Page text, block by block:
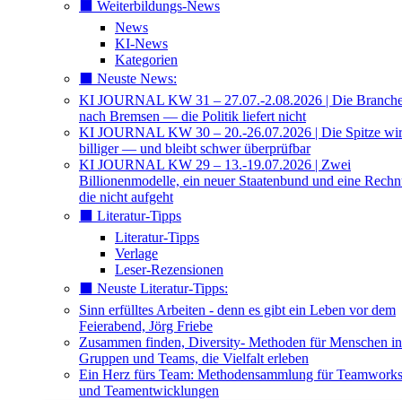
⬛️ Weiterbildungs-News
News
KI-News
Kategorien
⬛️ Neuste News:
KI JOURNAL KW 31 – 27.07.-2.08.2026 | Die
nach Bremsen — die Politik liefert nicht
KI JOURNAL KW 30 – 20.-26.07.2026 | Die Spitze
billiger — und bleibt schwer überprüfbar
KI JOURNAL KW 29 – 13.-19.07.2026 | Zwei
Billionenmodelle, ein neuer Staatenbund und eine
die nicht aufgeht
⬛️ Literatur-Tipps
Literatur-Tipps
Verlage
Leser-Rezensionen
⬛️ Neuste Literatur-Tipps:
Sinn erfülltes Arbeiten - denn es gibt ein Leben vor dem
Feierabend, Jörg Friebe
Zusammen finden, Diversity- Methoden für Menschen in
Gruppen und Teams, die Vielfalt erleben
Ein Herz fürs Team: Methodensammlung für
und Teamentwicklungen